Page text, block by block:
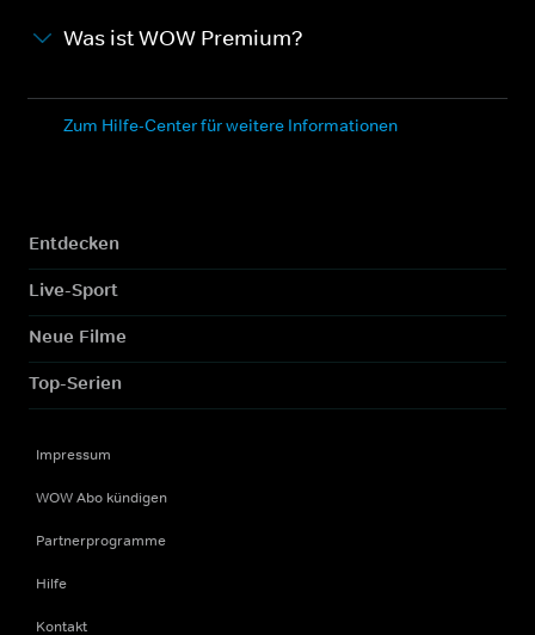
Was ist WOW Premium?
Zum Hilfe-Center für weitere Informationen
Entdecken
Live-Sport
Neue Filme
Top-Serien
Impressum
WOW Abo kündigen
Partnerprogramme
Hilfe
Kontakt